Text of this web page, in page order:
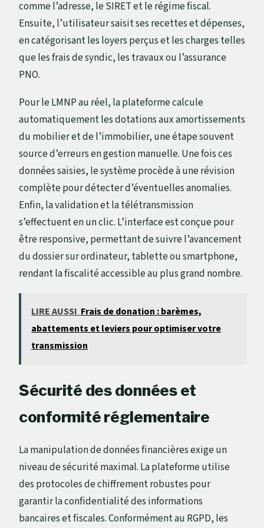
comme l’adresse, le SIRET et le régime fiscal.
Ensuite, l’utilisateur saisit ses recettes et dépenses,
en catégorisant les loyers perçus et les charges telles
que les frais de syndic, les travaux ou l’assurance
PNO.
Pour le LMNP au réel, la plateforme calcule
automatiquement les dotations aux amortissements
du mobilier et de l’immobilier, une étape souvent
source d’erreurs en gestion manuelle. Une fois ces
données saisies, le système procède à une révision
complète pour détecter d’éventuelles anomalies.
Enfin, la validation et la télétransmission
s’effectuent en un clic. L’interface est conçue pour
être responsive, permettant de suivre l’avancement
du dossier sur ordinateur, tablette ou smartphone,
rendant la fiscalité accessible au plus grand nombre.
LIRE AUSSI Frais de donation : barèmes,
abattements et leviers pour optimiser votre
transmission
Sécurité des données et
conformité réglementaire
La manipulation de données financières exige un
niveau de sécurité maximal. La plateforme utilise
des protocoles de chiffrement robustes pour
garantir la confidentialité des informations
bancaires et fiscales. Conformément au RGPD, les